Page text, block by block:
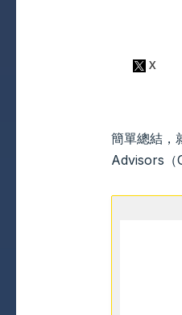
簡單總結，
Advisors（